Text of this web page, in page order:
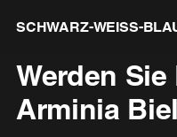
SCHWARZ-WEISS-
Werden
Arminia